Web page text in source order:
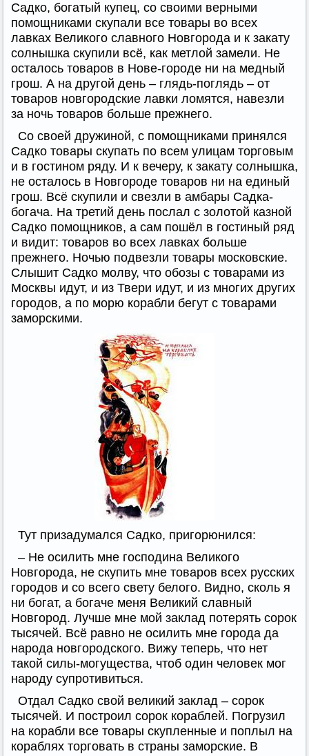
Садко, богатый купец, со своими верными
помощниками скупали все товары во всех
лавках Великого славного Новгорода и к закату
солнышка скупили всё, как метлой замели. Не
осталось товаров в Нове-городе ни на медный
грош. А на другой день – глядь-поглядь – от
товаров новгородские лавки ломятся, навезли
за ночь товаров больше прежнего.
Со своей дружиной, с помощниками принялся
Садко товары скупать по всем улицам торговым
и в гостином ряду. И к вечеру, к закату солнышка,
не осталось в Новгороде товаров ни на единый
грош. Всё скупили и свезли в амбары Садка-
богача. На третий день послал с золотой казной
Садко помощников, а сам пошёл в гостиный ряд
и видит: товаров во всех лавках больше
прежнего. Ночью подвезли товары московские.
Слышит Садко молву, что обозы с товарами из
Москвы идут, и из Твери идут, и из многих других
городов, а по морю корабли бегут с товарами
заморскими.
Тут призадумался Садко, пригорюнился:
– Не осилить мне господина Великого
Новгорода, не скупить мне товаров всех русских
городов и со всего свету белого. Видно, сколь я
ни богат, а богаче меня Великий славный
Новгород. Лучше мне мой заклад потерять сорок
тысячей. Всё равно не осилить мне города да
народа новгородского. Вижу теперь, что нет
такой силы-могущества, чтоб один человек мог
народу супротивиться.
Отдал Садко свой великий заклад – сорок
тысячей. И построил сорок кораблей. Погрузил
на корабли все товары скупленные и поплыл на
кораблях торговать в страны заморские. В